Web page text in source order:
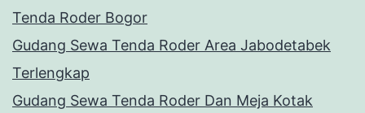
Tenda Roder Bogor
Gudang Sewa Tenda Roder Area Jabodetabek
Terlengkap
Gudang Sewa Tenda Roder Dan Meja Kotak